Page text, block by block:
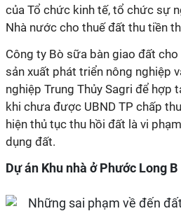
của Tổ chức kinh tế, tổ chức sự
Nhà nước cho thuế đất thu tiền
Công ty Bò sữa bàn giao đất cho
sản xuất phát triển nông nghiệp
nghiệp Trung Thủy Sagri để hợp
khi chưa được UBND TP chấp
hiện thủ tục thu hồi đất là vi phạm
dụng đất.
Dự án Khu nhà ở Phước Long B